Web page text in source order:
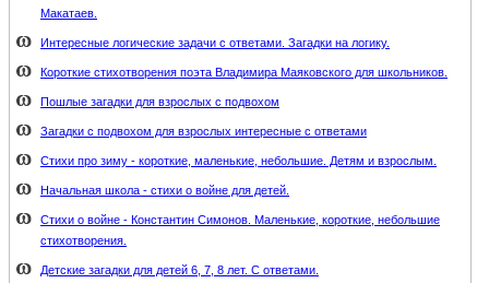
Макатаев.
Интересные логические задачи с ответами. Загадки на логику.
Короткие стихотворения поэта Владимира Маяковского для школьников.
Пошлые загадки для взрослых с подвохом
Загадки с подвохом для взрослых интересные с ответами
Стихи про зиму - короткие, маленькие, небольшие. Детям и взрослым.
Начальная школа - стихи о войне для детей.
Стихи о войне - Константин Симонов. Маленькие, короткие, небольшие
стихотворения.
Детские загадки для детей 6, 7, 8 лет. С ответами.